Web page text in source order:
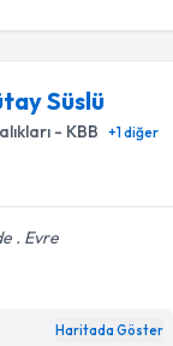
Süslü
- KBB +1diğer
. Evre
Haritada Göster